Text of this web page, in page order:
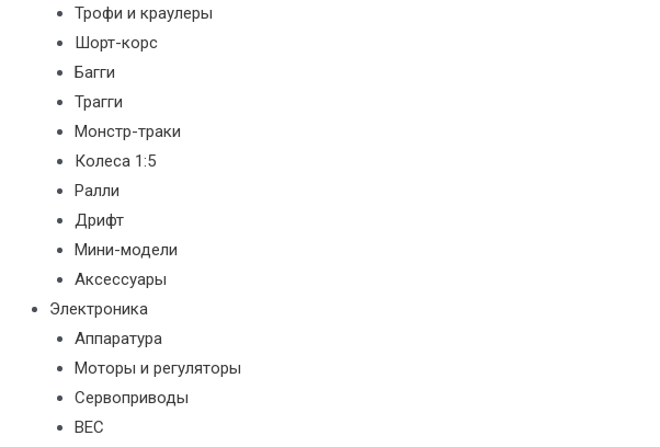
Трофи и краулеры
Шорт-корс
Багги
Трагги
Монстр-траки
Колеса 1:5
Ралли
Дрифт
Мини-модели
Аксессуары
Электроника
Аппаратура
Моторы и регуляторы
Сервоприводы
BEC